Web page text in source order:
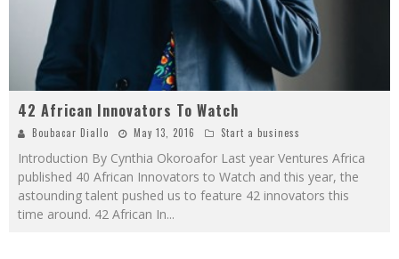
42 African Innovators To Watch
Boubacar Diallo May 13, 2016 Start a business
Introduction By Cynthia Okoroafor Last year Ventures Africa
published 40 African Innovators to Watch and this year, the
astounding talent pushed us to feature 42 innovators this
time around. 42 African In...